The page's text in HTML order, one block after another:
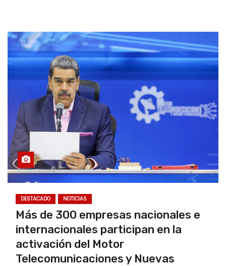
DESTACADO NOTICIAS
Más de 300 empresas nacionales e
internacionales participan en la
activación del Motor
Telecomunicaciones y Nuevas